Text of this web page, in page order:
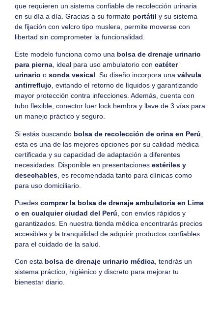
que requieren un sistema confiable de recolección urinaria
en su día a día. Gracias a su formato portátil y su sistema
de fijación con velcro tipo muslera, permite moverse con
libertad sin comprometer la funcionalidad.
Este modelo funciona como una bolsa de drenaje urinario
para pierna, ideal para uso ambulatorio con catéter
urinario o sonda vesical. Su diseño incorpora una válvula
antirreflujo, evitando el retorno de líquidos y garantizando
mayor protección contra infecciones. Además, cuenta con
tubo flexible, conector luer lock hembra y llave de 3 vías para
un manejo práctico y seguro.
Si estás buscando bolsa de recolección de orina en Perú
esta es una de las mejores opciones por su calidad médica
certificada y su capacidad de adaptación a diferentes
necesidades. Disponible en presentaciones estériles y
desechables , es recomendada tanto para clínicas como
para uso domiciliario.
Puedes comprar la bolsa de drenaje ambulatoria en Lima
o en cualquier ciudad del Perú , con envíos rápidos y
garantizados. En nuestra tienda médica encontrarás precios
accesibles y la tranquilidad de adquirir productos confiables
para el cuidado de la salud.
Con esta bolsa de drenaje urinario médica, tendrás un
sistema práctico, higiénico y discreto para mejorar tu
bienestar diario.